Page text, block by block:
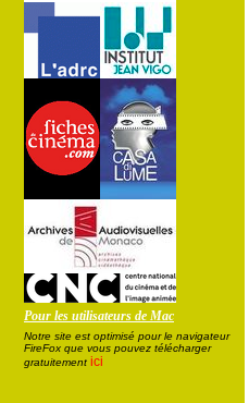
Pour les utilisateurs de Mac
Notre site est optimisé pour le navigateur
FireFox que vous pouvez télécharger
gratuitement ici